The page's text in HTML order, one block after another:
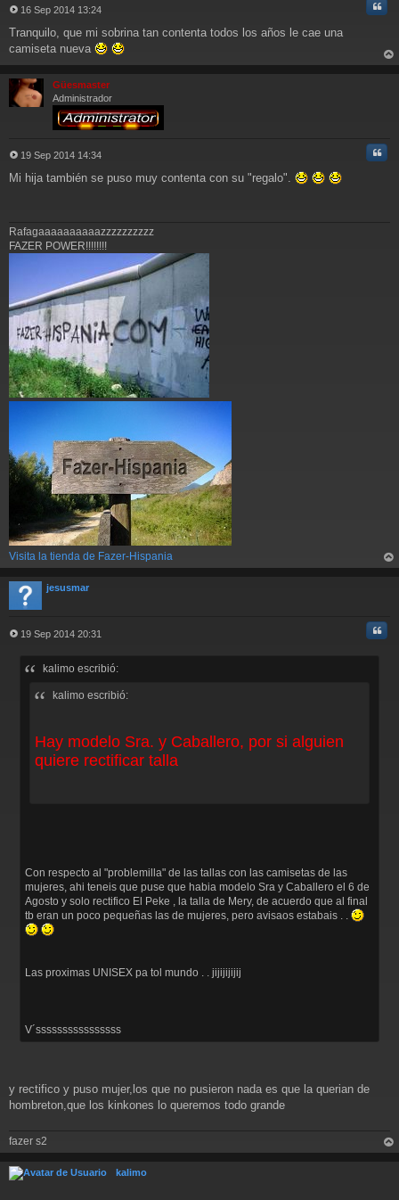
Citar
e
n
j
16 Sep 2014 13:24
Tranquilo, que mi sobrina tan contenta todos los años le cae una
camiseta nueva
rri
Güesmaster
Administrador
Citar
e
j
e
19 Sep 2014 14:34
Mi hija también se puso muy contenta con su "regalo".
Rafagaaaaaaaaaazzzzzzzzzz
FAZER POWER!!!!!!!!
Visita la tienda de Fazer-Hispania
rri
jesusmar
Citar
19 Sep 2014 20:31
kalimo escribió:
kalimo escribió:
Hay modelo Sra. y Caballero, por si alguien
quiere rectificar talla
Con respecto al "problemilla" de las tallas con las camisetas de las
mujeres, ahi teneis que puse que habia modelo Sra y Caballero el 6 de
Agosto y solo rectifico El Peke , la talla de Mery, de acuerdo que al final
tb eran un poco pequeñas las de mujeres, pero avisaos estabais . .
Las proximas UNISEX pa tol mundo . . jijijijijij
V´ssssssssssssssss
y rectifico y puso mujer,los que no pusieron nada es que la querian de
hombreton,que los kinkones lo queremos todo grande
fazer s2
rri
kalimo